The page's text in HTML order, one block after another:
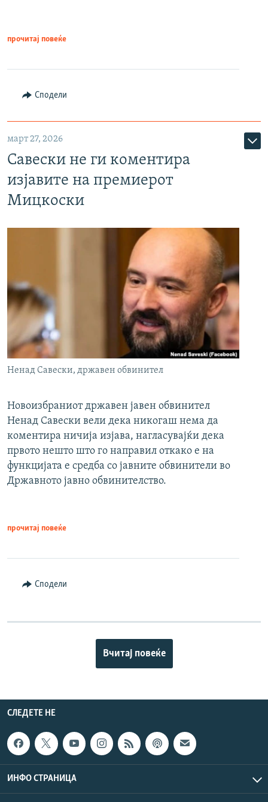
прочитај повеќе
Сподели
март 27, 2026
Савески не ги коментира
изјавите на премиерот
Мицкоски
Ненад Савески, државен обвинител
Новоизбраниот државен јавен обвинител
Ненад Савески вели дека никогаш нема да
коментира ничија изјава, нагласувајќи дека
првото нешто што го направил откако е на
функцијата е средба со јавните обвинители во
Државното јавно обвинителство.
прочитај повеќе
Сподели
Вчитај повеќе
СЛЕДЕТЕ НЕ
ИНФО СТРАНИЦА